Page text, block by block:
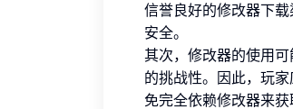
信誉良好的修改器下
安全。
其次，修改器的使用
的挑战性。因此，玩
免完全依赖修改器来获